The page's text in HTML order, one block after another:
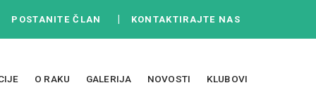
POSTANITE ČLAN KONTAKTIRAJTE NAS
O RAKU GALERIJA NOVOSTI KLUBOVI